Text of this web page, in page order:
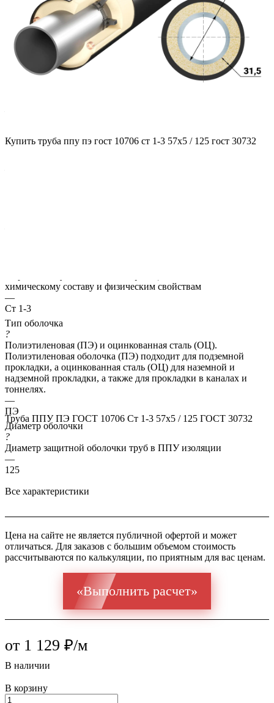
Купить труба ппу пэ гост 10706 ст 1-3 57x5 / 125 гост 30732
Труба ППУ ПЭ ГОСТ 10706 Ст 1-3 57x5 / 125 ГОСТ 30732
Характеристики
ГОСТ несущей трубы
Диаметр трубы, мм
?
химическому составу и физическим свойствам
—
Ст 1-3
Тип оболочка
?
Полиэтиленовая (ПЭ) и оцинкованная сталь (ОЦ).
Полиэтиленовая оболочка (ПЭ) подходит для подземной
прокладки, а оцинкованная сталь (ОЦ) для наземной и
надземной прокладки, а также для прокладки в каналах и
тоннелях.
—
ПЭ
Диаметр оболочки
?
Диаметр защитной оболочки труб в ППУ изоляции
—
125
Все характеристики
Цена на сайте не является публичной офертой и может
отличаться. Для заказов с большим объемом стоимость
рассчитываются по калькуляции, по приятным для вас ценам.
«Выполнить расчет»
от 1 129 ₽/м
В наличии
В корзину